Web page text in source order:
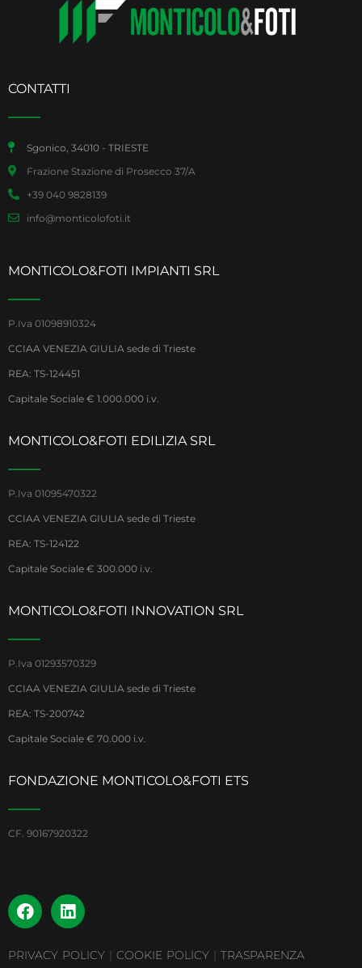
CONTATTI
Sgonico, 34010 - TRIESTE
Frazione Stazione di Prosecco 37/A
+39 040 9828139
info@monticolofoti.it
MONTICOLO&FOTI IMPIANTI SRL
P.Iva 01098910324
CCIAA VENEZIA GIULIA sede di Trieste
REA: TS-124451
Capitale Sociale € 1.000.000 i.v.
MONTICOLO&FOTI EDILIZIA SRL
P.Iva 01095470322
CCIAA VENEZIA GIULIA sede di Trieste
REA: TS-124122
Capitale Sociale € 300.000 i.v.
MONTICOLO&FOTI INNOVATION SRL
P.Iva 01293570329
CCIAA VENEZIA GIULIA sede di Trieste
REA: TS-200742
Capitale Sociale € 70.000 i.v.
FONDAZIONE MONTICOLO&FOTI ETS
CF. 90167920322
PRIVACY POLICY | COOKIE POLICY | TRASPARENZA